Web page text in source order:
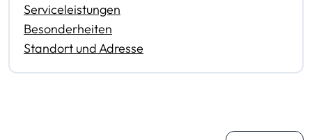
Serviceleistungen
Besonderheiten
Standort und Adresse